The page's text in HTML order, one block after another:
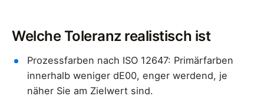
Welche Toleranz realistisch ist
Prozessfarben nach ISO 12647: Primärfarben
innerhalb weniger dE00, enger werdend, je
näher Sie am Zielwert sind.